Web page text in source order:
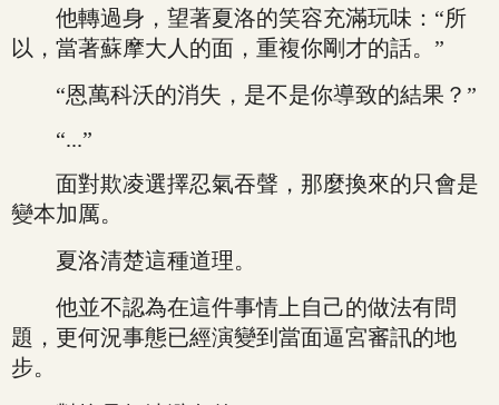
他轉過身，望著夏洛的笑容充滿玩味：“所
以，當著蘇摩大人的面，重複你剛才的話。”
“恩萬科沃的消失，是不是你導致的結果？”
“...”
面對欺凌選擇忍氣吞聲，那麼換來的只會是
變本加厲。
夏洛清楚這種道理。
他並不認為在這件事情上自己的做法有問
題，更何況事態已經演變到當面逼宮審訊的地
步。